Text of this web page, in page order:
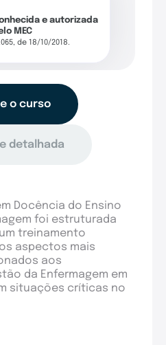
e autorizada
MEC
de 18/10/2018.
o curso
detalhada
Docência do Ensino
foi estruturada
treinamento
aspectos mais
aos
da Enfermagem em
situações críticas no